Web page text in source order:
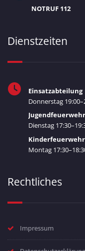
NOTRUF 112
Dienstzeiten
Einsatzabteilung
Donnerstag
Jugendfeuerwehr
Dienstag
Kinderfeuerwehr
Montag
Rechtliches
Impressum